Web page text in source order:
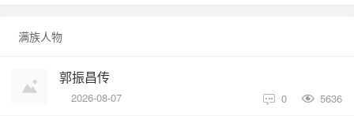
满族人物
郭振昌传
2026-08-07 0  5636